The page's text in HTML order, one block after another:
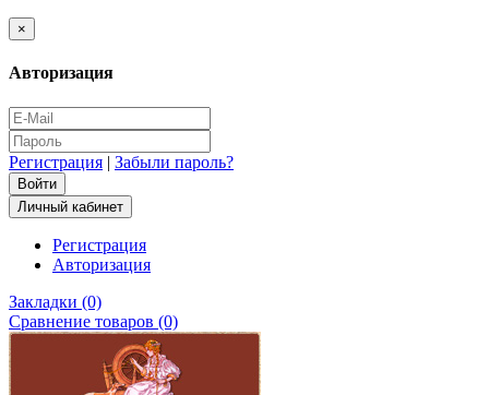
×
Авторизация
Регистрация | Забыли пароль?
Личный кабинет
Регистрация
Авторизация
Закладки (0)
Сравнение товаров (0)